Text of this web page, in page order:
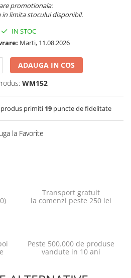
promotionala:
in limita stocului disponibil.
IN STOC
Marti, 11.08.2026
ADAUGA IN COS
WM152
produs primiti 19puncte de fidelitate
la Favorite
Transport gratuit
la comenzi peste 250 lei
Peste 500.000 de produse
vandute in 10 ani